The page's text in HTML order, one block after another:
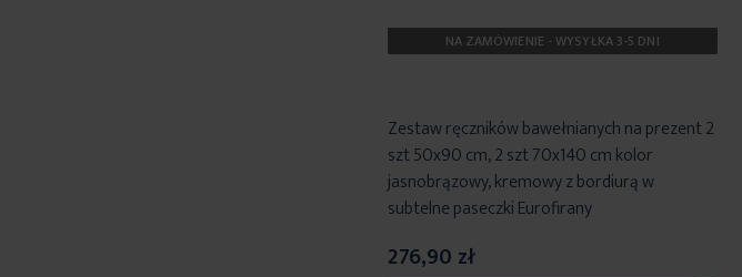
NA ZAMÓWIENIE - WYSYŁKA 3-5 DNI
Zestaw ręczników bawełnianych na prezent 2
szt 50x90 cm, 2 szt 70x140 cm kolor
jasnobrązowy, kremowy z bordiurą w
subtelne paseczki Eurofirany
276,90 zł